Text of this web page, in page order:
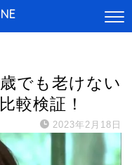
でも老けない
較検証！
2023年2月18日